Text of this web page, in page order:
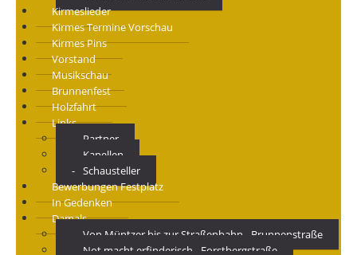
Kirmeslieder
Kirmes Termine Vorschau
Kirmes Pins
Vorstand
Musikschau
Brunnenfest
Holzfahrt
Links
Partner
Kapellen
Schausteller
Bewerbungen Festplatz
In Gedenken
Damals
Von Müntzer bis zur Straßenbahn - Brunnenstraße
Not macht erfinderisch - Forstbergstraße